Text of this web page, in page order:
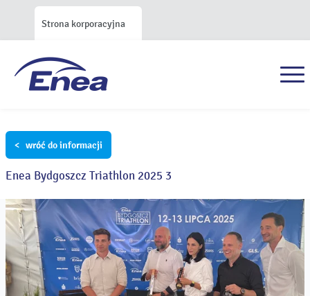
Strona korporacyjna
< wróć do informacji
Enea Bydgoszcz Triathlon 2025 3